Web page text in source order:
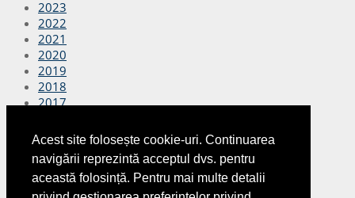
Acest site folosește cookie-uri. Continuarea
navigării reprezintă acceptul dvs. pentru
această folosință. Pentru mai multe detalii
2023
2022
2021
2020
2019
2018
2017
2015
2014
2013
2012